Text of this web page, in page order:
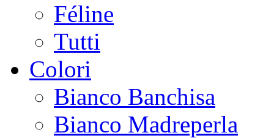
Féline
Tutti
Colori
Bianco Banchisa
Bianco Madreperla